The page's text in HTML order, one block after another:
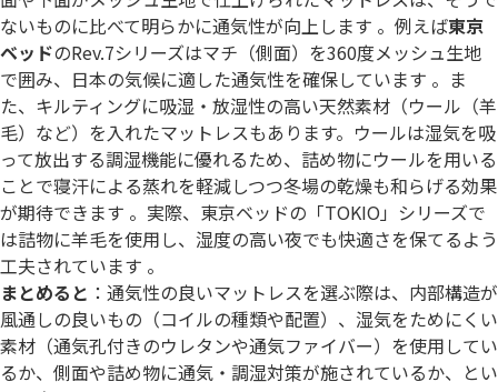
ないものに比べて明らかに通気性が向上します 。例えば東京
ベッドのRev.7シリーズはマチ（側面）を360度メッシュ生地
で囲み、日本の気候に適した通気性を確保しています 。ま
た、キルティングに吸湿・放湿性の高い天然素材（ウール（羊
毛）など）を入れたマットレスもあります。ウールは湿気を吸
って放出する調湿機能に優れるため、詰め物にウールを用いる
ことで寝汗による蒸れを軽減しつつ冬場の乾燥も和らげる効果
が期待できます 。実際、東京ベッドの「TOKIO」シリーズで
は詰物に羊毛を使用し、湿度の高い夜でも快適さを保てるよう
工夫されています 。
まとめると ：通気性の良いマットレスを選ぶ際は、内部構造が
風通しの良いもの（コイルの種類や配置）、湿気をためにくい
素材（通気孔付きのウレタンや通気ファイバー）を使用してい
るか、側面や詰め物に通気・調湿対策が施されているか、とい